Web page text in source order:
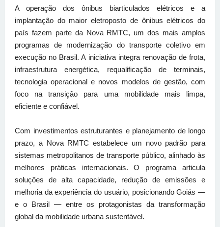
A operação dos ônibus biarticulados elétricos e a
implantação do maior eletroposto de ônibus elétricos do
país fazem parte da Nova RMTC, um dos mais amplos
programas de modernização do transporte coletivo em
execução no Brasil. A iniciativa integra renovação de frota,
infraestrutura energética, requalificação de terminais,
tecnologia operacional e novos modelos de gestão, com
foco na transição para uma mobilidade mais limpa,
eficiente e confiável.
Com investimentos estruturantes e planejamento de longo
prazo, a Nova RMTC estabelece um novo padrão para
sistemas metropolitanos de transporte público, alinhado às
melhores práticas internacionais. O programa articula
soluções de alta capacidade, redução de emissões e
melhoria da experiência do usuário, posicionando Goiás —
e o Brasil — entre os protagonistas da transformação
global da mobilidade urbana sustentável.